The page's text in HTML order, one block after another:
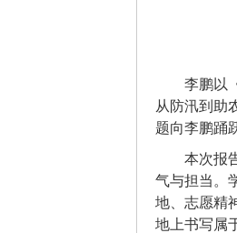
李鹏以
从防汛到助
题向李鹏踊
本次报
气与担当。
地、志愿精
地上书写属